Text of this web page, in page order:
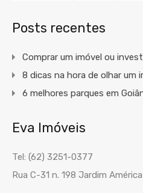
Posts recentes
Comprar um imóvel ou
8 dicas na hora de olhar um
6 melhores parques em
Eva Imóveis
Tel: (62) 3251-0377
Rua C-31 n. 198 Jardim